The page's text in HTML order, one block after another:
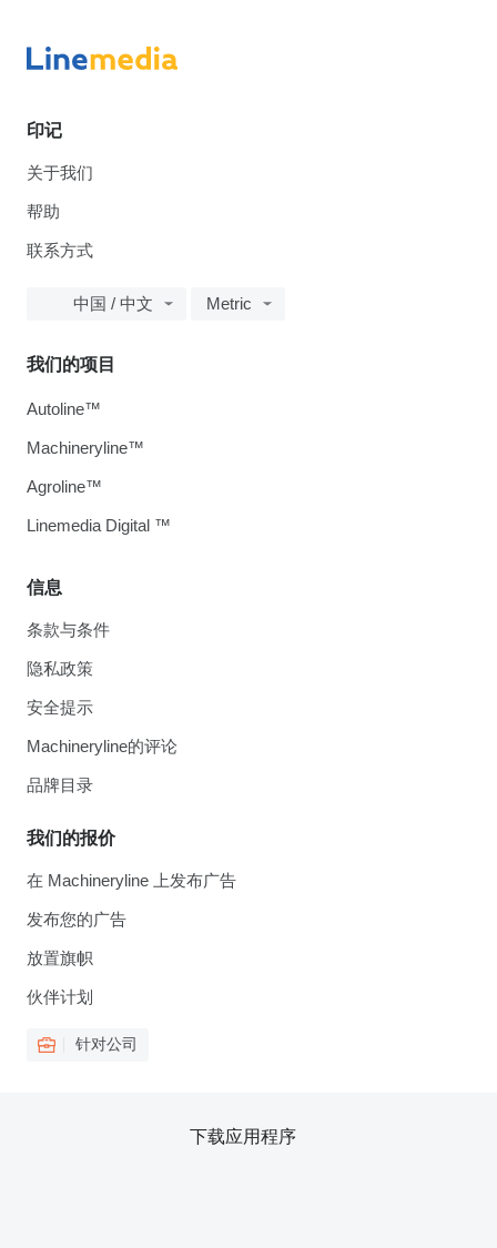
印记
关于我们
帮助
联系方式
中国 / 中文 Metric
信息
条款与条件
隐私政策
安全提示
Machineryline的评论
品牌目录
我们的报价
在 Machineryline 上发布广告
发布您的广告
放置旗帜
伙伴计划
针对公司
我们的项目
Autoline™
Machineryline™
Agroline™
Linemedia Digital ™
下载应用程序